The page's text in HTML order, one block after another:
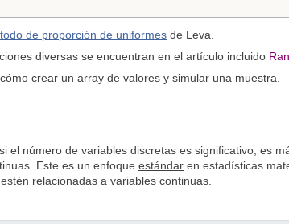
de proporción de uniformes de Leva.
diversas se encuentran en el artículo incluido
crear un array de valores y simular una muestra.
número de variables discretas es significativo, es
Este es un enfoque estándar en estadísticas
relacionadas a variables continuas.